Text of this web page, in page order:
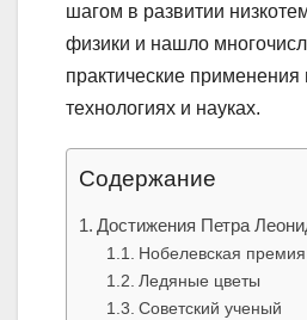
шагом в развитии
физики и нашло
практические применения
технологиях и науках.
Содержание
Достижения Петра
Нобелевская премия
Ледяные цветы
Советский ученый